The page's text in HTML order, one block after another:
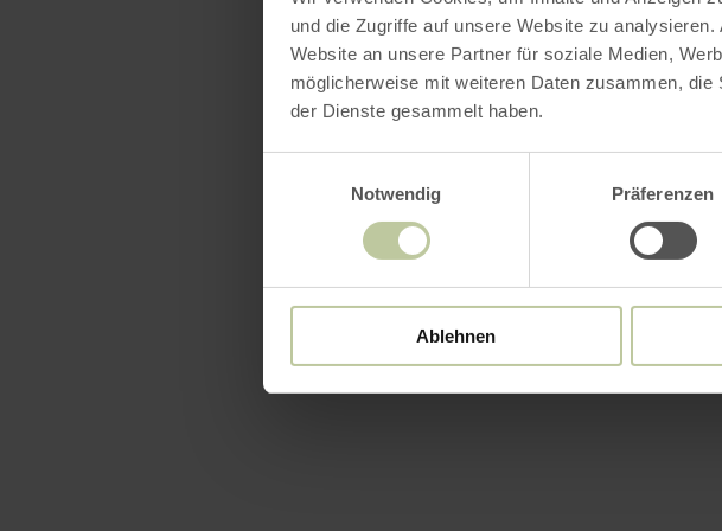
und die Zugriffe auf unsere Website zu
Website an unsere Partner für soziale Medien,
möglicherweise mit weiteren Daten zusammen,
der Dienste gesammelt haben.
Notwendig
Präferenzen
Ablehnen